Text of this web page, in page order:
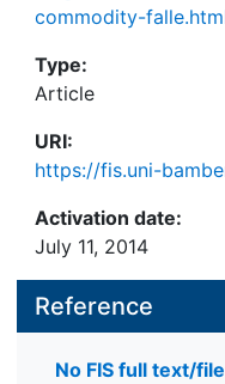
commodity-
Type:
Article
URI:
https://fis.uni-
Activation date:
July 11, 2014
Reference
No FIS full text/file